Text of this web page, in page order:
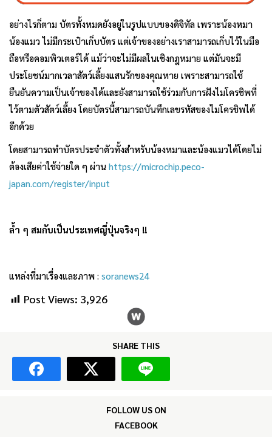
อย่างไรก็ตาม บัตรทั้งหมดยังอยู่ในรูปแบบของดิจิทัล เพราะน้องหมา
น้องแมว ไม่มีกระเป๋าเก็บบัตร แต่เจ้าของอย่างเราสามารถเก็บไว้ในมือ
ถือหรือคอมพิวเตอร์ได้ แม้ว่าจะไม่มีผลในเชิงกฎหมาย แต่มันจะมี
ประโยชน์มากเวลาสัตว์เลี้ยงแสนรักของคุณหาย เพราะสามารถใช้
ยืนยันความเป็นเจ้าของได้และยังสามารถใช้ร่วมกับการฝังไมโครชิพที่
ไว้ตามตัวสัตว์เลี้ยง โดยบัตรนี้สามารถบันทึกเลขรหัสของไมโครชิพได้
อีกด้วย
โดยสามารถทำบัตรประจำตัวทั้งสำหรับน้องหมาและน้องแมวได้โดยไม่
ต้องเสียค่าใช้จ่ายใด ๆ ผ่าน https://microchip.peco-
japan.com/register/input
ล้ำ ๆ สมกับเป็นประเทศญี่ปุ่นจริงๆ !!
แหล่งที่มาเรื่องและภาพ : soranews24
Post Views: 3,926
SHARE THIS
FOLLOW US ON
FACEBOOK